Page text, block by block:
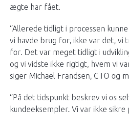
ægte har fået.
“Allerede tidligt i processen
vi havde brug for, ikke var det, vi
for. Det var meget tidligt i
og vi vidste ikke rigtigt, hvem vi
siger Michael Frandsen, CTO og
“På det tidspunkt beskrev vi os
kundeeksempler. Vi var ikke